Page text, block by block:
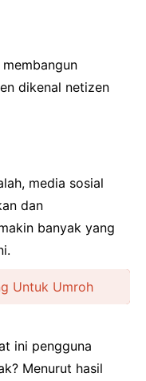
dikenal netizen
media sosial
dan
banyak yang
Untuk Umroh
ini pengguna
Menurut hasil